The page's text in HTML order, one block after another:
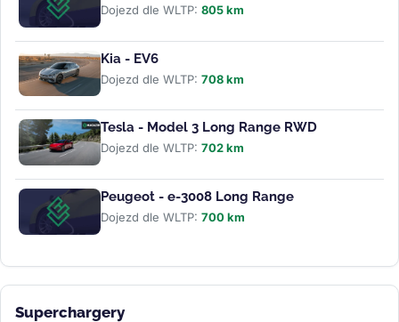
Dojezd dle WLTP: 805 km
Kia - EV6
Dojezd dle WLTP: 708 km
Tesla - Model 3 Long Range RWD
Dojezd dle WLTP: 702 km
Peugeot - e-3008 Long Range
Dojezd dle WLTP: 700 km
Superchargery